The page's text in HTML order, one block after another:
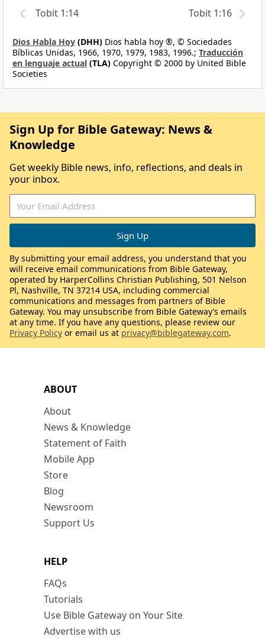
Tobit 1:14
Tobit 1:16
Dios Habla Hoy (DHH) Dios habla hoy ®, © Sociedades
Bíblicas Unidas, 1966, 1970, 1979, 1983, 1996.; Traducción
en lenguaje actual (TLA) Copyright © 2000 by United Bible
Societies
ABOUT
About
News & Knowledge
Statement of Faith
Mobile App
Store
Blog
Newsroom
Support Us
HELP
FAQs
Tutorials
Use Bible Gateway on Your Site
Advertise with us
Sign Up for Bible Gateway: News &
Knowledge
Get weekly Bible news, info, reflections, and deals in
your inbox.
By submitting your email address, you understand that you
will receive email communications from Bible Gateway,
operated by HarperCollins Christian Publishing, 501 Nelson
Pl, Nashville, TN 37214 USA, including commercial
communications and messages from partners of Bible
Gateway. You may unsubscribe from Bible Gateway’s emails
at any time. If you have any questions, please review our
Privacy Policy or email us at privacy@biblegateway.com.